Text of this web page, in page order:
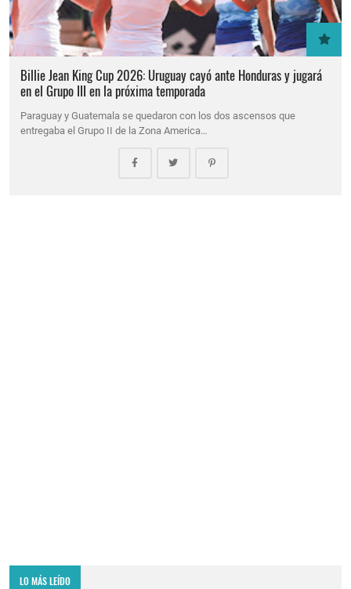
Billie Jean King Cup 2026: Uruguay cayó ante Honduras y jugará
en el Grupo III en la próxima temporada
Paraguay y Guatemala se quedaron con los dos ascensos que
entregaba el Grupo II de la Zona America…
LO MÁS LEÍDO